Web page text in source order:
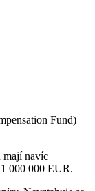
Fund)
mají navíc
000 000 EUR.